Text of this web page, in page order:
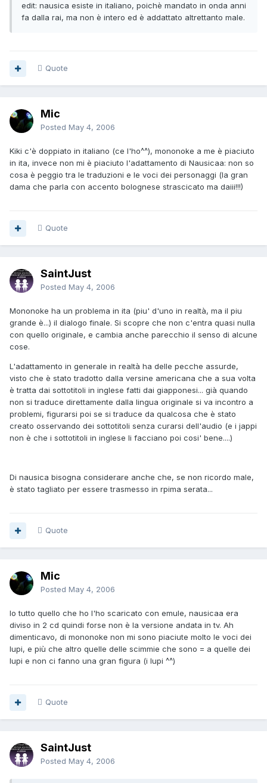
edit: nausica esiste in italiano, poichè mandato in onda anni
fa dalla rai, ma non è intero ed è addattato altrettanto male.
Quote
Mic
Posted May 4, 2006
Kiki c'è doppiato in italiano (ce l'ho^^), mononoke a me è piaciuto
in ita, invece non mi è piaciuto l'adattamento di Nausicaa: non so
cosa è peggio tra le traduzioni e le voci dei personaggi (la gran
dama che parla con accento bolognese strascicato ma daiii!!!)
Quote
SaintJust
Posted May 4, 2006
Mononoke ha un problema in ita (piu' d'uno in realtà, ma il piu
grande è...) il dialogo finale. Si scopre che non c'entra quasi nulla
con quello originale, e cambia anche parecchio il senso di alcune
cose.
L'adattamento in generale in realtà ha delle pecche assurde,
visto che è stato tradotto dalla versine americana che a sua volta
è tratta dai sottotitoli in inglese fatti dai giapponesi... già quando
non si traduce direttamente dalla lingua originale si va incontro a
problemi, figurarsi poi se si traduce da qualcosa che è stato
creato osservando dei sottotitoli senza curarsi dell'audio (e i jappi
non è che i sottotitoli in inglese li facciano poi cosi' bene....)
Di nausica bisogna considerare anche che, se non ricordo male,
è stato tagliato per essere trasmesso in rpima serata...
Quote
Mic
Posted May 4, 2006
Io tutto quello che ho l'ho scaricato con emule, nausicaa era
diviso in 2 cd quindi forse non è la versione andata in tv. Ah
dimenticavo, di mononoke non mi sono piaciute molto le voci dei
lupi, e più che altro quelle delle scimmie che sono = a quelle dei
lupi e non ci fanno una gran figura (i lupi ^^)
Quote
SaintJust
Posted May 4, 2006